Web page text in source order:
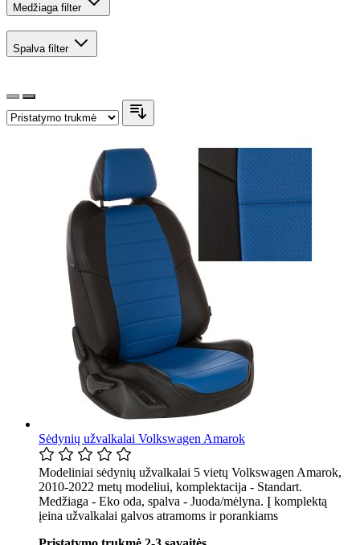
Medžiaga filter
Spalva filter
Sėdynių užvalkalai Volkswagen Amarok
Modeliniai sėdynių užvalkalai 5 vietų Volkswagen Amarok,
2010-2022 metų modeliui, komplektacija - Standart.
Medžiaga - Eko oda, spalva - Juoda/mėlyna. Į komplektą
įeina užvalkalai galvos atramoms ir porankiams